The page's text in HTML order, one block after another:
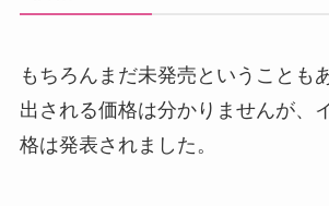
もちろんまだ未発売ということも
出される価格は分かりませんが、
格は発表されました。